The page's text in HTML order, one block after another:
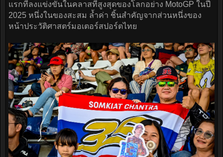
แรกที่ลงแข่งขันในคลาสที่สูงสุดของโลกอย่าง MotoGP ในปี
2025 หนึ่งในของสะสม ล้ำค่า ชิ้นสำคัญจากส่วนหนึ่งของ
หน้าประวัติศาสตร์มอเตอร์สปอร์ตไทย